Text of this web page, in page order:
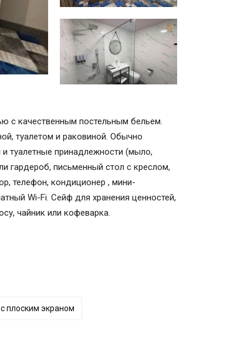
с качественным постельным бельем.
туалетом и раковиной. Обычно
туалетные принадлежности (мыло,
гардероб, письменный стол с креслом,
телефон, кондиционер , мини-
Wi-Fi. Сейф для хранения ценностей,
чайник или кофеварка.
плоским экраном